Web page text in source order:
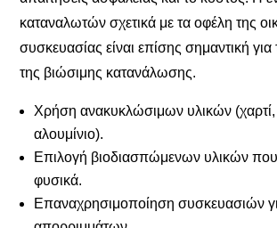
καταναλωτών σχετικά με τα οφέλη της
συσκευασίας είναι επίσης σημαντική
της βιώσιμης κατανάλωσης.
Χρήση ανακυκλώσιμων υλικών (χαρτί,
αλουμίνιο).
Επιλογή βιοδιασπώμενων υλικών που
φυσικά.
Επαναχρησιμοποίηση συσκευασιών